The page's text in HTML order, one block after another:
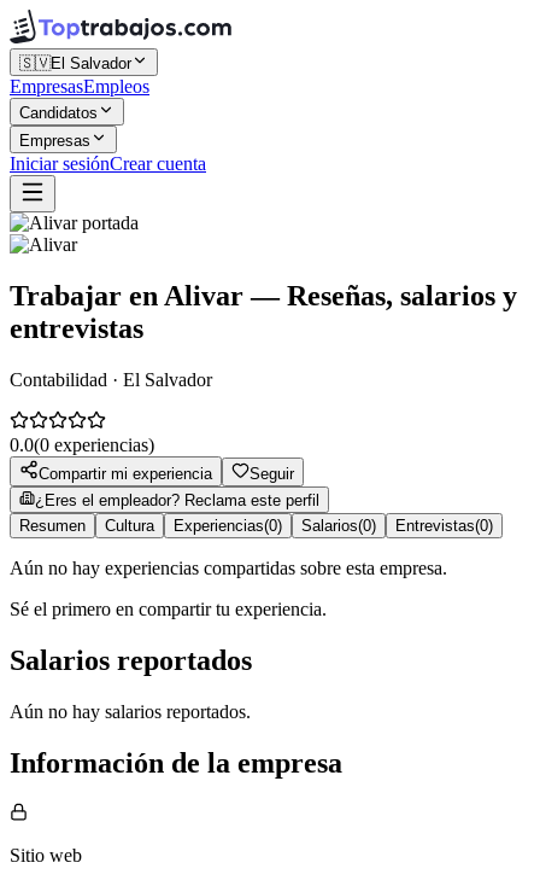
🇸🇻El Salvador
EmpresasEmpleos
Candidatos
Empresas
Iniciar sesiónCrear cuenta
Trabajar en Alivar— Reseñas, salarios y
entrevistas
Contabilidad · El Salvador
0.0(0 experiencias)
Compartir mi experiencia
Seguir
¿Eres el empleador? Reclama este perfil
Resumen
Cultura Experiencias(0) Salarios(0) Entrevistas(0)
Aún no hay experiencias compartidas sobre esta empresa.
Sé el primero en compartir tu experiencia.
Salarios reportados
Aún no hay salarios reportados.
Información de la empresa
Sitio web